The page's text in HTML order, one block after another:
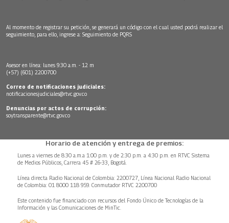
Al momento de registrar su petición, se generará un código con el cual usted podrá realizar el
seguimiento, para ello, ingrese a: Seguimiento de PQRS
Asesor en línea: lunes 9:30 a.m. - 12 m
(+57) (601) 2200700
Correo de notificaciones judiciales:
notificacionesjudiciales@rtvc.gov.co
Denuncias por actos de corrupción:
soytransparente@rtvc.gov.co
Horario de atención y entrega de premios:
Lunes a viernes de 8:30 a.m.a 1:00 p.m. y de 2:30 p.m. a 4:30 p.m. en RTVC Sistema
de Medios Públicos, Carrera 45 # 26-33, Bogotá.
Línea directa Radio Nacional de Colombia: 2200727, Línea Nacional Radio Nacional
de Colombia: 01 8000 118 959. Conmutador RTVC 2200700
Este contenido fue financiado con recursos del Fondo Único de Tecnologías de la
Información y las Comunicaciones de MinTic.